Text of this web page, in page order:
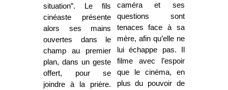
situation”. Le fils
cinéaste présente
alors ses mains
ouvertes dans le
champ au premier
plan, dans un geste
offert, pour se
joindre à la prière.
caméra et ses
questions sont
tenaces face à sa
mère, afin qu’elle ne
lui échappe pas. Il
filme avec l’espoir
que le cinéma, en
plus du pouvoir de